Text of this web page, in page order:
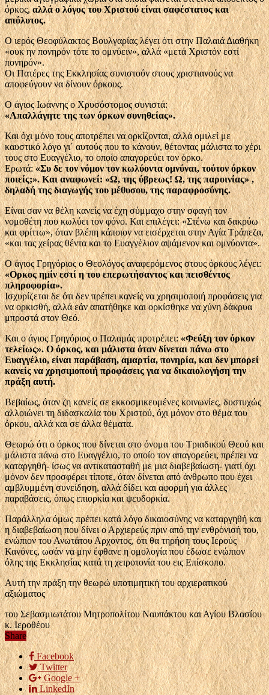
όρκος,αλλά ο λόγος του Χριστού είναι σαφέστατος και
απόλυτος.
Ο ιερός Θεοφύλακτος Βουλγαρίας λέγει ότι στην Παλαιά Διαθήκη
«ουκ ην πονηρόν τότε το ομνύειν», αλλά «μετά Χριστόν εστί
πονηρόν».
Οι Πατέρες της Εκκλησίας συνιστούν στους χριστιανούς να
αποφεύγουν να δίνουν όρκους.
Ο άγιος Ιωάννης ο Χρυσόστομος συνιστά:
«Απαλλάγητε της των όρκων συνηθείας».
Και όχι μόνο τους αποτρέπει να ορκίζονται, αλλά ομιλεί με
καυστικό λόγο γι΄ αυτούς που το κάνουν, θέτοντας μάλιστα το χέρι
τους στο Ευαγγέλιο, το οποίο απαγορεύει τον όρκο.
Ερωτά:«Συ δε τον νόμον τον κωλύοντα ομνύναι, τούτον όρκον
ποιείς;». Και αναφωνεί: «Ω, της ύβρεως! Ω, της παροινίας» ,
δηλαδή της διαγωγής του μέθυσου, της παραφροσύνης.
Είναι σαν να θέλη κανείς να έχη σύμμαχο στην σφαγή τον
νομοθέτη που κωλύει τον φόνο. Και επιλέγει: «Στένω και δακρύω
και φρίττω», όταν βλέπη κάποιον να εισέρχεται στην Αγία Τράπεζα,
«και τας χείρας θέντα και το Ευαγγέλιον αψάμενον και ομνύοντα».
Ο άγιος Γρηγόριος ο Θεολόγος αναφερόμενος στους όρκους λέγει:
«Ορκος ημίν εστί η του επερωτήσαντος και πεισθέντος
πληροφορία».
Ισχυρίζεται δε ότι δεν πρέπει κανείς να χρησιμοποιή προφάσεις για
να ορκισθή, αλλά εάν απατήθηκε και ορκίσθηκε να χύνη δάκρυα
μπροστά στον Θεό.
Και ο άγιος Γρηγόριος ο Παλαμάς προτρέπει:«Φεύξη τον όρκον
τελείως». Ο όρκος, και μάλιστα όταν δίνεται πάνω στο
Ευαγγέλιο, είναι παράβαση, αμαρτία, πονηρία, και δεν μπορεί
κανείς να χρησιμοποιή προφάσεις για να δικαιολογήση την
πράξη αυτή.
Βεβαίως, όταν ζη κανείς σε εκκοσμικευμένες κοινωνίες, δυστυχώς
αλλοιώνει τη διδασκαλία του Χριστού, όχι μόνον στο θέμα του
όρκου, αλλά και σε άλλα θέματα.
Θεωρώ ότι ο όρκος που δίνεται στο όνομα του Τριαδικού Θεού και
μάλιστα πάνω στο Ευαγγέλιο, το οποίο τον απαγορεύει, πρέπει να
καταργηθή- ίσως να αντικατασταθή με μια διαβεβαίωση- γιατί όχι
μόνον δεν προσφέρει τίποτε, όταν δίνεται από άνθρωπο που έχει
αμβλυμμένη συνείδηση, αλλά δίδει και αφορμή για άλλες
παραβάσεις, όπως επιορκία και ψευδορκία.
Παράλληλα όμως πρέπει κατά λόγο δικαιοσύνης να καταργηθή και
η διαβεβαίωση που δίνει ο Αρχιερεύς πριν από την ενθρόνισή του,
ενώπιον του Ανωτάτου Αρχοντος, ότι θα τηρήση τους Ιερούς
Κανόνες, ωσάν να μην έφθανε η ομολογία που έδωσε ενώπιον
όλης της Εκκλησίας κατά τη χειροτονία του εις Επίσκοπο.
Αυτή την πράξη την θεωρώ υποτιμητική του αρχιερατικού
αξιώματος
του Σεβασμιωτάτου Μητροπολίτου Ναυπάκτου και Αγίου Βλασίου
κ. Ιεροθέου
Share
Facebook
Twitter
Google +
LinkedIn